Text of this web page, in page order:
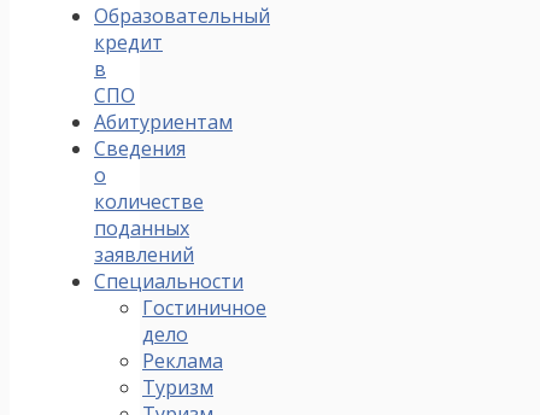
Образовательный
кредит
в
СПО
Абитуриентам
Сведения
о
количестве
поданных
заявлений
Специальности
Гостиничное
дело
Реклама
Туризм